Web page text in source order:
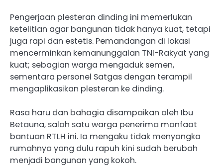
Pengerjaan plesteran dinding ini memerlukan
ketelitian agar bangunan tidak hanya kuat, tetapi
juga rapi dan estetis. Pemandangan di lokasi
mencerminkan kemanunggalan TNI-Rakyat yang
kuat; sebagian warga mengaduk semen,
sementara personel Satgas dengan terampil
mengaplikasikan plesteran ke dinding.
Rasa haru dan bahagia disampaikan oleh Ibu
Betauna, salah satu warga penerima manfaat
bantuan RTLH ini. Ia mengaku tidak menyangka
rumahnya yang dulu rapuh kini sudah berubah
menjadi bangunan yang kokoh.